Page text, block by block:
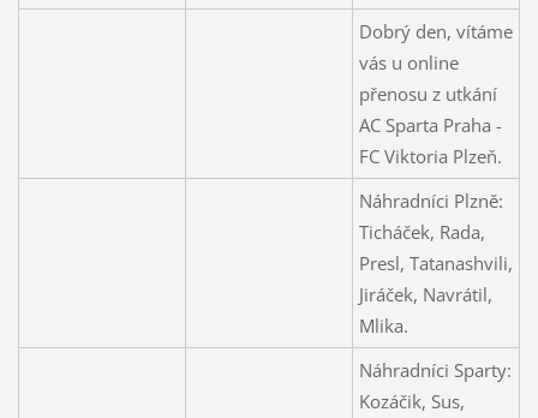
Dobrý den, vítáme
vás u online
přenosu z utkání
AC Sparta Praha -
FC Viktoria Plzeň.
Náhradníci Plzně:
Ticháček, Rada,
Presl, Tatanashvili,
Jiráček, Navrátil,
Mlika.
Náhradníci Sparty:
Kozáčik, Sus,